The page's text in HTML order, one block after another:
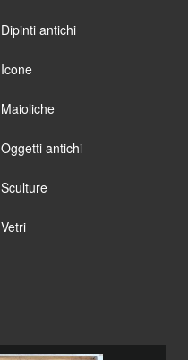
Dipinti antichi
Icone
Maioliche
Oggetti antichi
Sculture
Vetri